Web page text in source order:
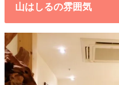
山はしるの雰囲気